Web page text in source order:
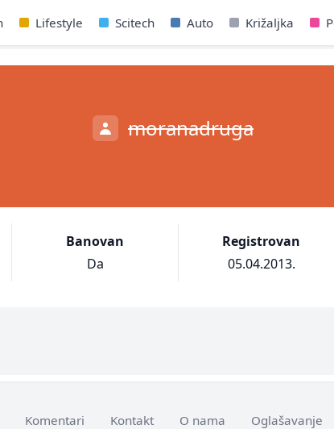
Lifestyle Scitech Auto Križaljka
moranadruga
Banovan
Da
Registrovan
05.04.2013.
Komentari Kontakt O nama Oglašavanje